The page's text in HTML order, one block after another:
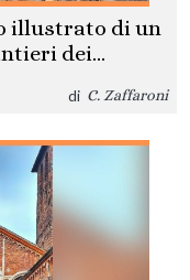
illustrato di un
dei
di C. Zaffaroni